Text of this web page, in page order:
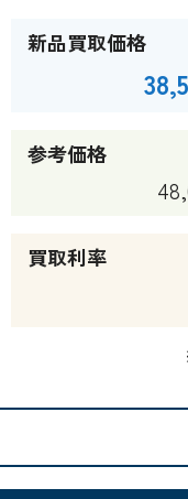
新品買取価格
参考価格
買取利率